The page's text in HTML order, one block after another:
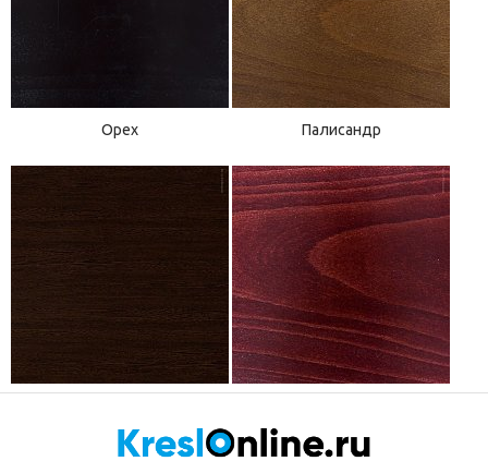
Орех Палисандр